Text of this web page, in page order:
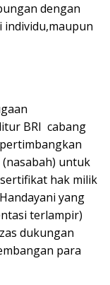
dengan
BRI cabang
untuk
hak milik
yang
terlampir)
dukungan
para